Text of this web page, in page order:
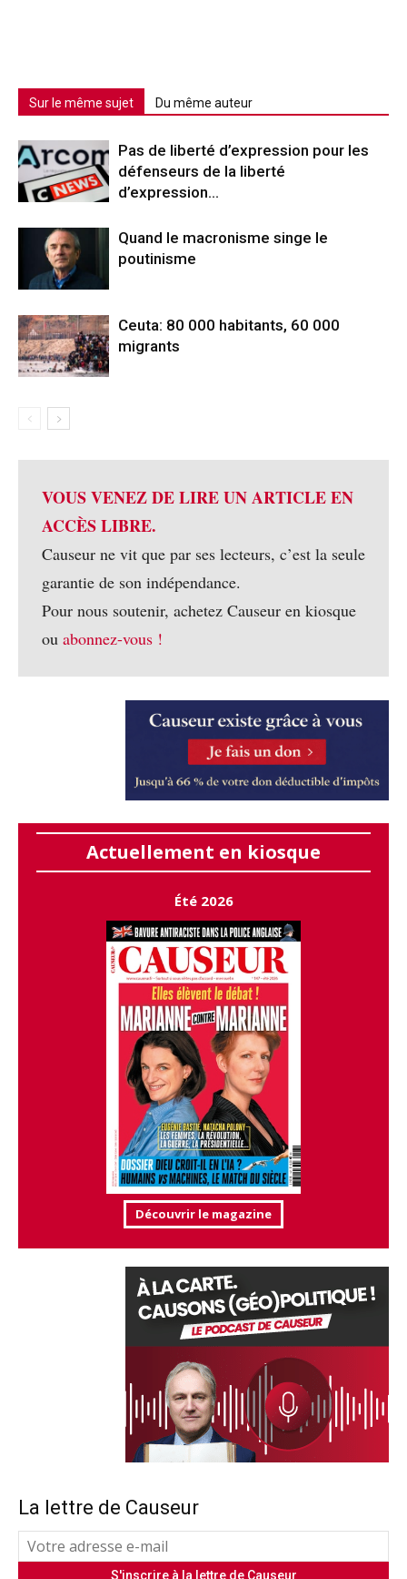
Sur le même sujet Du même auteur
Pas de liberté d’expression pour les
défenseurs de la liberté
d’expression…
Quand le macronisme singe le
poutinisme
Ceuta: 80 000 habitants, 60 000
migrants
VOUS VENEZ DE LIRE UN ARTICLE EN
ACCÈS LIBRE.
Causeur ne vit que par ses lecteurs, c’est la seule
garantie de son indépendance.
Pour nous soutenir, achetez Causeur en kiosque
ou abonnez-vous !
Actuellement en kiosque
Été 2026
Découvrir le magazine
La lettre de Causeur